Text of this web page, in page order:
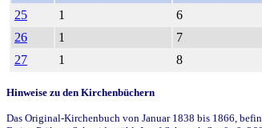
25
1 6
26
1 7
27
1 8
Hinweise zu den Kirchenbüchern
Das Original-Kirchenbuch von Januar 1838 bis 1866,